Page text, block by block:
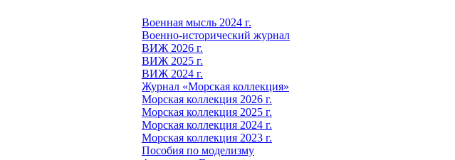
Военная мысль 2024 г.
Военно-исторический журнал
ВИЖ 2026 г.
ВИЖ 2025 г.
ВИЖ 2024 г.
Журнал «Морская коллекция»
Морская коллекция 2026 г.
Морская коллекция 2025 г.
Морская коллекция 2024 г.
Морская коллекция 2023 г.
Пособия по моделизму